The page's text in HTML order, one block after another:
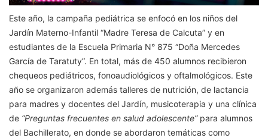
Este año, la campaña pediátrica se enfocó en los niños del
Jardín Materno-Infantil “Madre Teresa de Calcuta” y en
estudiantes de la Escuela Primaria N° 875 “Doña Mercedes
García de Taratuty”. En total, más de 450 alumnos recibieron
chequeos pediátricos, fonoaudiológicos y oftalmológicos. Este
año se organizaron además talleres de nutrición, de lactancia
para madres y docentes del Jardín, musicoterapia y una clínica
de “Preguntas frecuentes en salud adolescente” para alumnos
del Bachillerato, en donde se abordaron temáticas como